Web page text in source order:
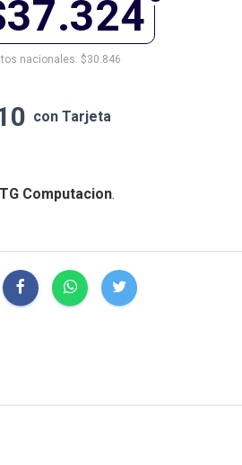
nacionales: $30.846
con Tarjeta
Computacion.